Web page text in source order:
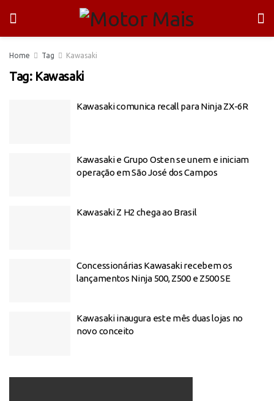
Home Tag Kawasaki
Tag: Kawasaki
Kawasaki comunica recall para Ninja ZX-6R
Kawasaki e Grupo Osten se unem e iniciam
operação em São José dos Campos
Kawasaki Z H2 chega ao Brasil
Concessionárias Kawasaki recebem os
lançamentos Ninja 500, Z500 e Z500 SE
Kawasaki inaugura este mês duas lojas no
novo conceito